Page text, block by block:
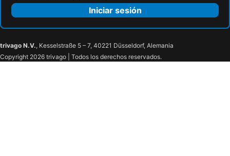
Iniciar sesión
trivago N.V., Kesselstraße 5 – 7, 40221 Düsseldorf, Alemania
Copyright 2026 trivago | Todos los derechos reservados.